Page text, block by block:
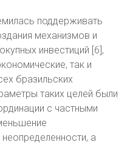
поддерживать
механизмов и
инвестиций [6],
так и
бразильских
таких целей были
с частными
а